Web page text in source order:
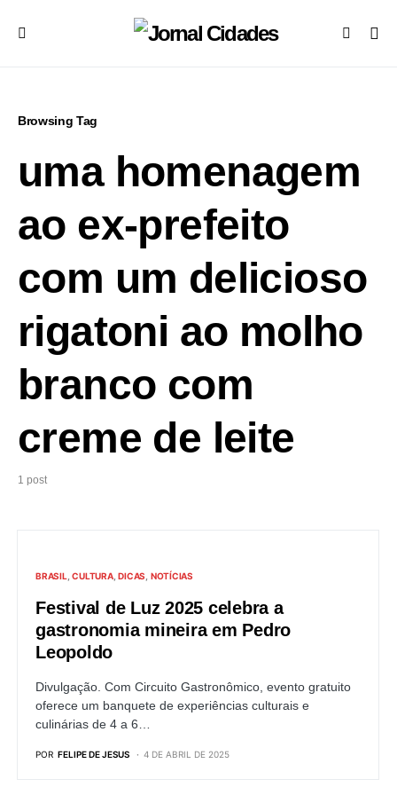
Browsing Tag
uma homenagem
ao ex-prefeito
com um delicioso
rigatoni ao molho
branco com
creme de leite
1 post
BRASIL CULTURA DICAS NOTÍCIAS
Festival de Luz 2025 celebra a
gastronomia mineira em Pedro
Leopoldo
Divulgação. Com Circuito Gastronômico, evento gratuito
oferece um banquete de experiências culturais e
culinárias de 4 a 6…
POR FELIPE DE JESUS 4 DE ABRIL DE 2025